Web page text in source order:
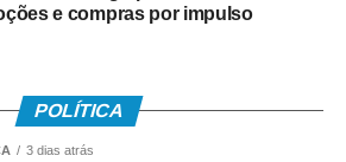
e compras por impulso
POLÍTICA
3 dias atrás